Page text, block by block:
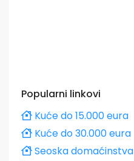
Popularni linkovi
Kuće do 15.000 eura
Kuće do 30.000 eura
Seoska domaćinstva